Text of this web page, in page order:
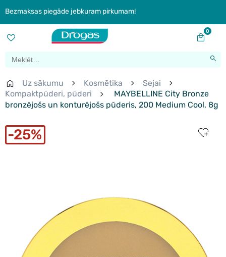
Bezmaksas piegāde jebkuram pirkumam!
0
Uz sākumu Kosmētika
Sejai
Kompaktpūderi, pūderi
MAYBELLINE City Bronze
bronzējošs un konturējošs pūderis, 200 Medium Cool, 8g
25%